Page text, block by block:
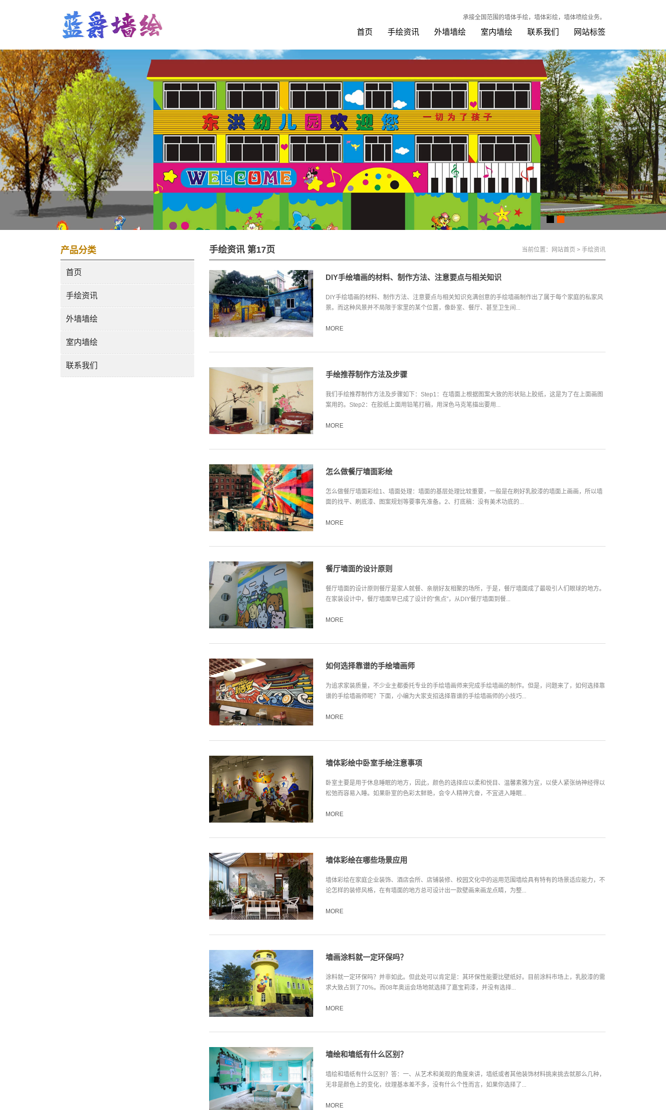
承接全国范围的墙体手绘，墙体彩绘，墙体喷绘业务。
首页 手绘资讯 外墙墙绘 室内墙绘 联系我们 网站标签
产品分类
首页
手绘资讯
外墙墙绘
室内墙绘
联系我们
手绘资讯 第17页 当前位置： 网站首页 > 手绘资讯
DIY手绘墙画的材料、制作方法、注意要点与相关知识
DIY手绘墙画的材料、制作方法、注意要点与相关知识充满创意的手绘墙画制作出了属于每个家庭的私家风
景。而这种风景并不局限于家里的某个位置，像卧室、餐厅、甚至卫生间...
MORE
手绘推荐制作方法及步骤
我们手绘推荐制作方法及步骤如下：Step1：在墙面上根据图案大致的形状贴上胶纸，这是为了在上面画图
案用的。Step2：在胶纸上面用铅笔打稿，用深色马克笔描出要用...
MORE
怎么做餐厅墙面彩绘
怎么做餐厅墙面彩绘1、墙面处理：墙面的基层处理比较重要，一般是在刷好乳胶漆的墙面上画画，所以墙
面的找平、刷底漆、图案规划等要事先准备。2、打底稿：没有美术功底的...
MORE
餐厅墙面的设计原则
餐厅墙面的设计原则餐厅是家人就餐、亲朋好友相聚的场所，于是，餐厅墙面成了最吸引人们眼球的地方。
在家装设计中，餐厅墙面早已成了设计的“焦点”，从DIY餐厅墙面到餐...
MORE
如何选择靠谱的手绘墙画师
为追求家装质量，不少业主都委托专业的手绘墙画师来完成手绘墙画的制作。但是，问题来了，如何选择靠
谱的手绘墙画师呢？下面，小编为大家支招选择靠谱的手绘墙画师的小技巧...
MORE
墙体彩绘中卧室手绘注意事项
卧室主要是用于休息睡眠的地方，因此，颜色的选择应以柔和悦目、温馨素雅为宜，以使人紧张纳神经得以
松弛而容易入睡。如果卧室的色彩太鲜艳，会令人精神亢奋，不宜进入睡眠...
MORE
墙体彩绘在哪些场景应用
墙体彩绘在家庭企业装饰、酒店会所、店铺装修、校园文化中的运用范围墙绘具有特有的场景适应能力，不
论怎样的装修风格，在有墙面的地方总可设计出一款壁画来画龙点睛，为整...
MORE
墙画涂料就一定环保吗？
涂料就一定环保吗？并非如此。但此处可以肯定是：其环保性能要比壁纸好。目前涂料市场上，乳胶漆的需
求大致占到了70%。而08年奥运会场地就选择了嘉宝莉漆，并没有选择...
MORE
墙绘和墙纸有什么区别？
墙绘和墙纸有什么区别？答：一、从艺术和美观的角度来讲，墙纸或者其他装饰材料挑来挑去就那么几种，
无非是颜色上的变化，纹理基本差不多，没有什么个性而言，如果你选择了...
MORE